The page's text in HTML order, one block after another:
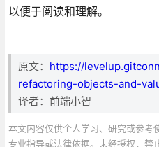
以便于阅读和理解。
原文： https://
refactoring-objects-and-
译者：前端小智
本文内容仅供个人学习、研究或参考
专业指导或法律依据。未经授权，禁